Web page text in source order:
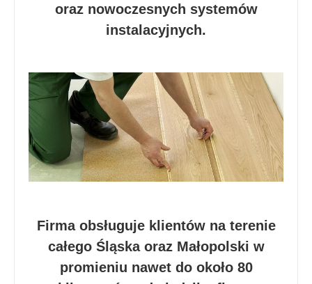
oraz nowoczesnych systemów
instalacyjnych.
Firma obsługuje klientów na terenie
całego Śląska oraz Małopolski w
promieniu nawet do około 80